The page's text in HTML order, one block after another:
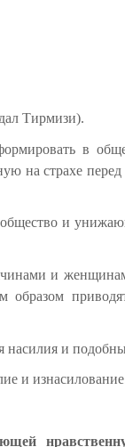
Тирмизи).
в
на страхе перед
и
и
образом
и
и